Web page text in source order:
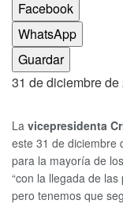
Facebook
WhatsApp
Guardar
31 de diciembre de
La vicepresidenta
este 31 de diciembre
para la mayoría de
“con la llegada de
pero tenemos que